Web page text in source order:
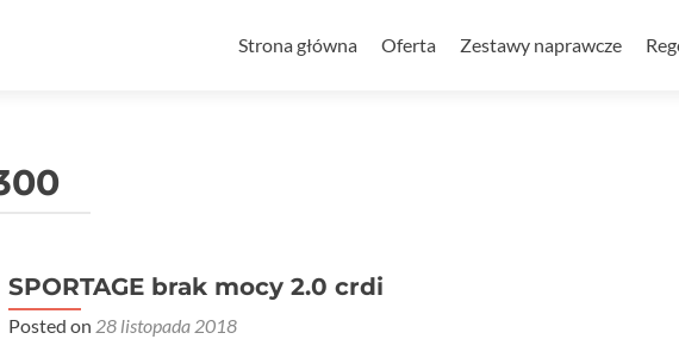
do
Strona główna Oferta Zestawy naprawcze
SPORTAGE brak mocy 2.0 crdi
Posted on 28 listopada 2018